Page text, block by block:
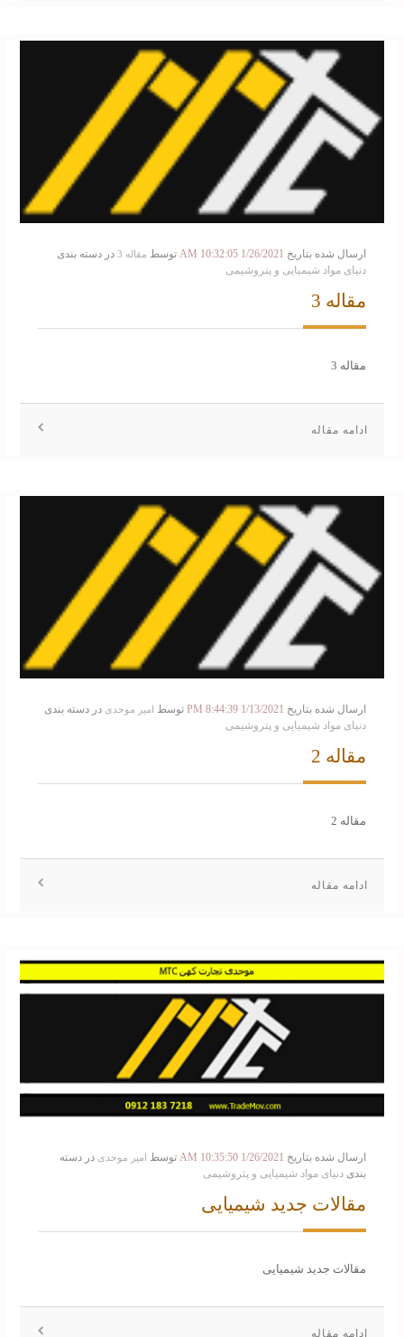
ارسال شده بتاریخ 1/26/2021 10:32:05 AM توسط مقاله 3
در دسته بندی
دنیای مواد شیمیایی و پتروشیمی
مقاله 3
مقاله 3
ادامه مقاله
ارسال شده بتاریخ 1/13/2021 8:44:39 PM توسط امیر موحدی در دسته بندی
دنیای مواد شیمیایی و پتروشیمی
مقاله 2
مقاله 2
ادامه مقاله
ارسال شده بتاریخ 1/26/2021 10:35:50 AM توسط امیر موحدی در دسته
بندی دنیای مواد شیمیایی و پتروشیمی
مقالات جدید شیمیایی
مقالات جدید شیمیایی
ادامه مقاله